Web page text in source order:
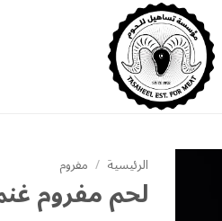
الرئيسية / مفروم
لحم مفروم